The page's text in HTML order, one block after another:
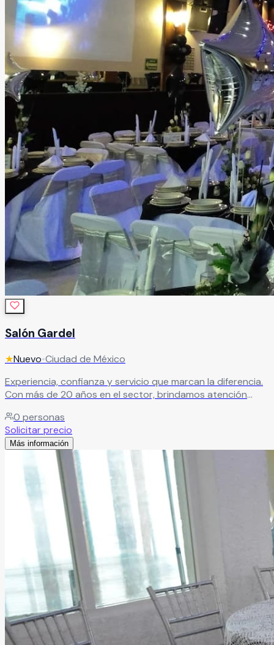
Salón Gardel
★Nuevo•Ciudad de México
Experiencia, confianza y servicio que marcan la diferencia.
Con más de 20 años en el sector, brindamos atención
exitosos.Leer más
0 personas
Solicitar precio
Más información